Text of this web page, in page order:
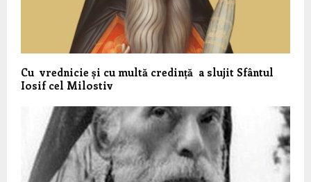
Cu vrednicie și cu multă credință a slujit Sfântul
Iosif cel Milostiv